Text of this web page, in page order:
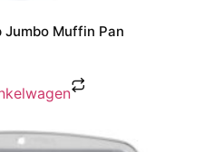
Jumbo Muffin Pan